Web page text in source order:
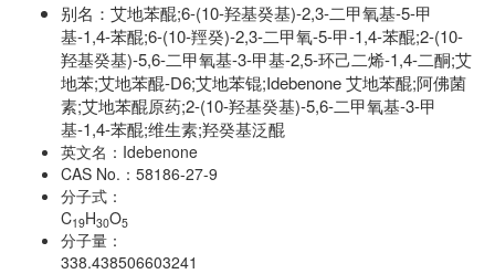
别名： 艾地苯醌;6-(10-羟基癸基)-2,3-二甲氧基-5-甲
基-1,4-苯醌;6-(10-羥癸)-2,3-二甲氧-5-甲-1,4-苯醌;2-(10-
羟基癸基)-5,6-二甲氧基-3-甲基-2,5-环己二烯-1,4-二酮;艾
地苯;艾地苯醌-D6;艾地苯锟;Idebenone 艾地苯醌;阿佛菌
素;艾地苯醌原药;2-(10-羟基癸基)-5,6-二甲氧基-3-甲
基-1,4-苯醌;维生素;羟癸基泛醌
英文名： Idebenone
CAS No.： 58186-27-9
分子式：
C19H30O5
分子量：
338.438506603241